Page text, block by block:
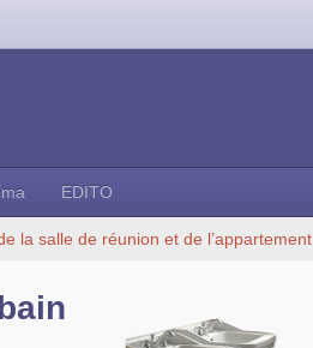
EDITO
la salle de réunion et de l’appartement